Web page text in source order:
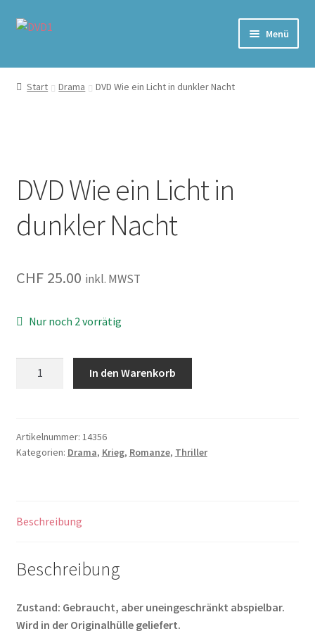
Zur
Zum
Menü
Home
Start Drama DVD Wie ein Licht in dunkler Nacht
DVD Wie ein Licht in
dunkler Nacht
CHF25.00 inkl. MWST
Nur noch 2 vorrätig
dunkler
Nacht
In den Warenkorb
Artikelnummer: 14356
Kategorien: Drama, Krieg, Romanze, Thriller
Beschreibung
Beschreibung
Zustand: Gebraucht, aber uneingeschränkt abspielbar.
Wird in der Originalhülle geliefert.